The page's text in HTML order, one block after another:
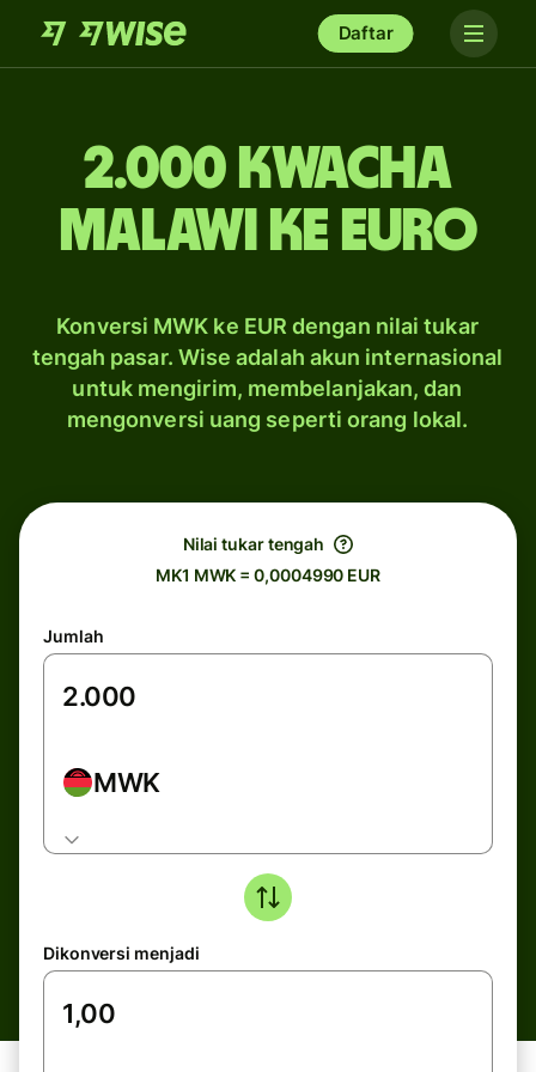
Daftar
2.000 kwacha
Malawi ke euro
Konversi MWK ke EUR dengan nilai tukar
tengah pasar. Wise adalah akun internasional
untuk mengirim, membelanjakan, dan
mengonversi uang seperti orang lokal.
Nilai tukar tengah
MK1 MWK = 0,0004990 EUR
Jumlah
MWK
Dikonversi menjadi